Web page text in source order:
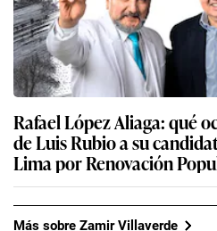
Poder Judicial levanta una
contra Vladimir Cerrón:
reaparece en público?